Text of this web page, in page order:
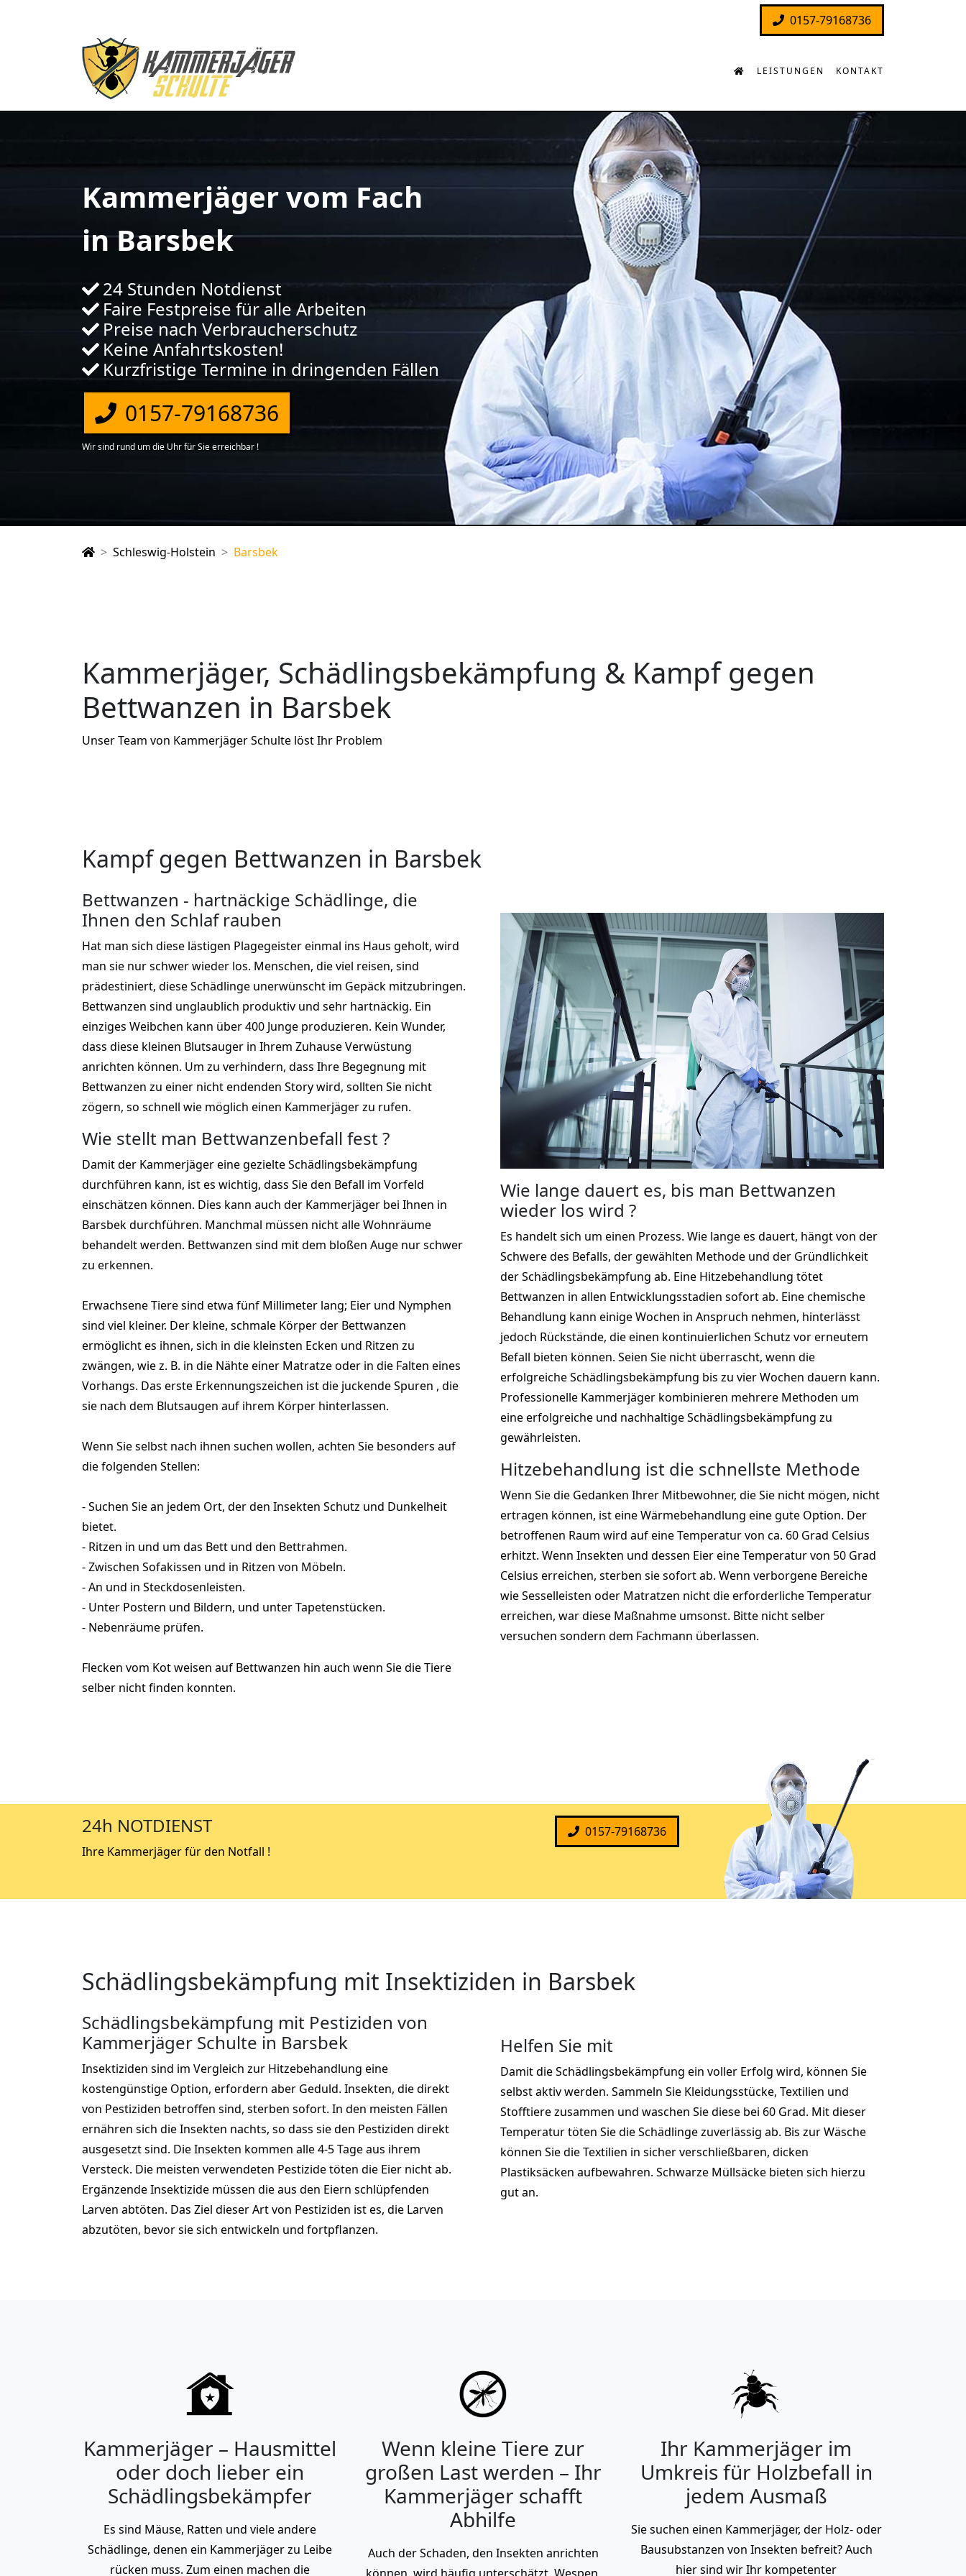
0157-79168736
LEISTUNGEN KONTAKT
Kammerjäger vom Fach
in Barsbek
24 Stunden Notdienst
Faire Festpreise für alle Arbeiten
Preise nach Verbraucherschutz
Keine Anfahrtskosten!
Kurzfristige Termine in dringenden Fällen
0157-79168736
Wir sind rund um die Uhr für Sie erreichbar !
Schleswig-Holstein Barsbek
Kammerjäger, Schädlingsbekämpfung & Kampf gegen
Bettwanzen in Barsbek
Unser Team von Kammerjäger Schulte löst Ihr Problem
Kampf gegen Bettwanzen in Barsbek
Bettwanzen - hartnäckige Schädlinge, die
Ihnen den Schlaf rauben
Hat man sich diese lästigen Plagegeister einmal ins Haus geholt, wird
man sie nur schwer wieder los. Menschen, die viel reisen, sind
prädestiniert, diese Schädlinge unerwünscht im Gepäck mitzubringen.
Bettwanzen sind unglaublich produktiv und sehr hartnäckig. Ein
einziges Weibchen kann über 400 Junge produzieren. Kein Wunder,
dass diese kleinen Blutsauger in Ihrem Zuhause Verwüstung
anrichten können. Um zu verhindern, dass Ihre Begegnung mit
Bettwanzen zu einer nicht endenden Story wird, sollten Sie nicht
zögern, so schnell wie möglich einen Kammerjäger zu rufen.
Wie stellt man Bettwanzenbefall fest ?
Damit der Kammerjäger eine gezielte Schädlingsbekämpfung
durchführen kann, ist es wichtig, dass Sie den Befall im Vorfeld
einschätzen können. Dies kann auch der Kammerjäger bei Ihnen in
Barsbek durchführen. Manchmal müssen nicht alle Wohnräume
behandelt werden. Bettwanzen sind mit dem bloßen Auge nur schwer
zu erkennen.
Erwachsene Tiere sind etwa fünf Millimeter lang; Eier und Nymphen
sind viel kleiner. Der kleine, schmale Körper der Bettwanzen
ermöglicht es ihnen, sich in die kleinsten Ecken und Ritzen zu
zwängen, wie z. B. in die Nähte einer Matratze oder in die Falten eines
Vorhangs. Das erste Erkennungszeichen ist die juckende Spuren , die
sie nach dem Blutsaugen auf ihrem Körper hinterlassen.
Wenn Sie selbst nach ihnen suchen wollen, achten Sie besonders auf
die folgenden Stellen:
- Suchen Sie an jedem Ort, der den Insekten Schutz und Dunkelheit
bietet.
- Ritzen in und um das Bett und den Bettrahmen.
- Zwischen Sofakissen und in Ritzen von Möbeln.
- An und in Steckdosenleisten.
- Unter Postern und Bildern, und unter Tapetenstücken.
- Nebenräume prüfen.
Flecken vom Kot weisen auf Bettwanzen hin auch wenn Sie die Tiere
selber nicht finden konnten.
Wie lange dauert es, bis man Bettwanzen
wieder los wird ?
Es handelt sich um einen Prozess. Wie lange es dauert, hängt von der
Schwere des Befalls, der gewählten Methode und der Gründlichkeit
der Schädlingsbekämpfung ab. Eine Hitzebehandlung tötet
Bettwanzen in allen Entwicklungsstadien sofort ab. Eine chemische
Behandlung kann einige Wochen in Anspruch nehmen, hinterlässt
jedoch Rückstände, die einen kontinuierlichen Schutz vor erneutem
Befall bieten können. Seien Sie nicht überrascht, wenn die
erfolgreiche Schädlingsbekämpfung bis zu vier Wochen dauern kann.
Professionelle Kammerjäger kombinieren mehrere Methoden um
eine erfolgreiche und nachhaltige Schädlingsbekämpfung zu
gewährleisten.
Hitzebehandlung ist die schnellste Methode
Wenn Sie die Gedanken Ihrer Mitbewohner, die Sie nicht mögen, nicht
ertragen können, ist eine Wärmebehandlung eine gute Option. Der
betroffenen Raum wird auf eine Temperatur von ca. 60 Grad Celsius
erhitzt. Wenn Insekten und dessen Eier eine Temperatur von 50 Grad
Celsius erreichen, sterben sie sofort ab. Wenn verborgene Bereiche
wie Sesselleisten oder Matratzen nicht die erforderliche Temperatur
erreichen, war diese Maßnahme umsonst. Bitte nicht selber
versuchen sondern dem Fachmann überlassen.
24h NOTDIENST
Ihre Kammerjäger für den Notfall !
0157-79168736
Schädlingsbekämpfung mit Insektiziden in Barsbek
Schädlingsbekämpfung mit Pestiziden von
Kammerjäger Schulte in Barsbek
Insektiziden sind im Vergleich zur Hitzebehandlung eine
kostengünstige Option, erfordern aber Geduld. Insekten, die direkt
von Pestiziden betroffen sind, sterben sofort. In den meisten Fällen
ernähren sich die Insekten nachts, so dass sie den Pestiziden direkt
ausgesetzt sind. Die Insekten kommen alle 4-5 Tage aus ihrem
Versteck. Die meisten verwendeten Pestizide töten die Eier nicht ab.
Ergänzende Insektizide müssen die aus den Eiern schlüpfenden
Larven abtöten. Das Ziel dieser Art von Pestiziden ist es, die Larven
abzutöten, bevor sie sich entwickeln und fortpflanzen.
Helfen Sie mit
Damit die Schädlingsbekämpfung ein voller Erfolg wird, können Sie
selbst aktiv werden. Sammeln Sie Kleidungsstücke, Textilien und
Stofftiere zusammen und waschen Sie diese bei 60 Grad. Mit dieser
Temperatur töten Sie die Schädlinge zuverlässig ab. Bis zur Wäsche
können Sie die Textilien in sicher verschließbaren, dicken
Plastiksäcken aufbewahren. Schwarze Müllsäcke bieten sich hierzu
gut an.
Kammerjäger – Hausmittel
oder doch lieber ein
Schädlingsbekämpfer
Es sind Mäuse, Ratten und viele andere
Schädlinge, denen ein Kammerjäger zu Leibe
rücken muss. Zum einen machen die
Wenn kleine Tiere zur
großen Last werden – Ihr
Kammerjäger schafft
Abhilfe
Auch der Schaden, den Insekten anrichten
Ihr Kammerjäger im
Umkreis für Holzbefall in
jedem Ausmaß
Sie suchen einen Kammerjäger, der Holz- oder
Bausubstanzen von Insekten befreit? Auch
hier sind wir Ihr kompetenter